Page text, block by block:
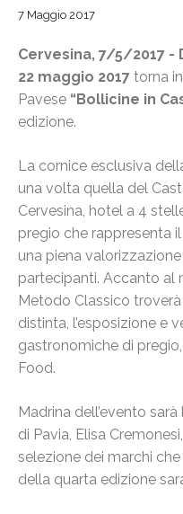
7 Maggio 2017
Cervesina, 7/5/2017 -
22 maggio 2017 torna
Pavese “Bollicine in
edizione.
La cornice esclusiva
una volta quella del
Cervesina, hotel a 4
pregio che rappresenta
una piena
partecipanti. Accanto al
Metodo Classico
distinta, l’esposizione e
gastronomiche di
Food.
Madrina dell’evento
di Pavia, Elisa
selezione dei marchi
della quarta edizione